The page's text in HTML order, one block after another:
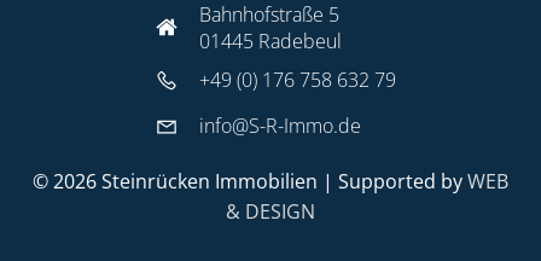
Bahnhofstraße 5
01445 Radebeul
+49 (0) 176 758 632 79
info@S-R-Immo.de
© 2026 Steinrücken Immobilien | Supported byWEB
& DESIGN